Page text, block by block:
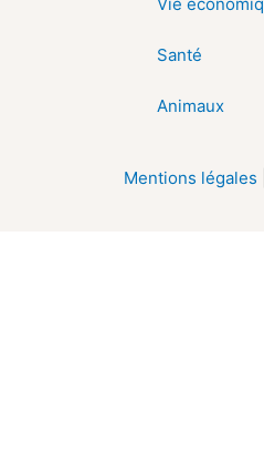
Santé
Animaux
Mentions légales